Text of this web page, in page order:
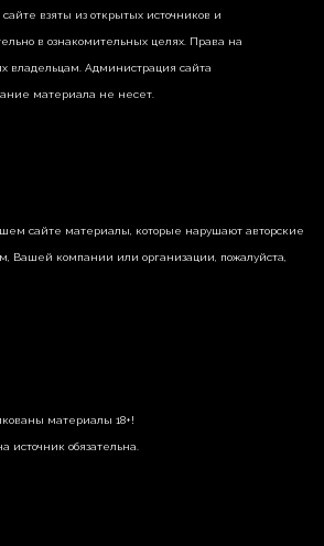
взяты из открытых источников и
в ознакомительных целях. Права на
владельцам. Администрация сайта
материала не несет.
сайте материалы, которые нарушают авторские
Вашей компании или организации, пожалуйста,
материалы 18+!
источник обязательна.